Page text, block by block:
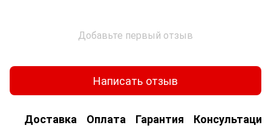
Добавьте первый отзыв
Написать отзыв
Доставка Оплата Гарантия Консультация